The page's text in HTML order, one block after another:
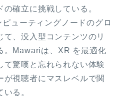
確立に挑戦している。
ューティングノードのグロ
、没入型コンテンツのリ
。Mawariは、XR を最適化
て驚嘆と忘れられない体験
が視聴者にマスレベルで関
る。